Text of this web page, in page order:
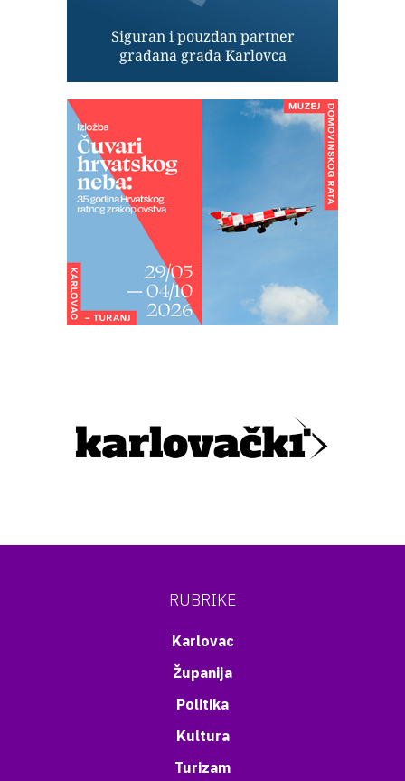
RUBRIKE
Karlovac
Županija
Politika
Kultura
Turizam